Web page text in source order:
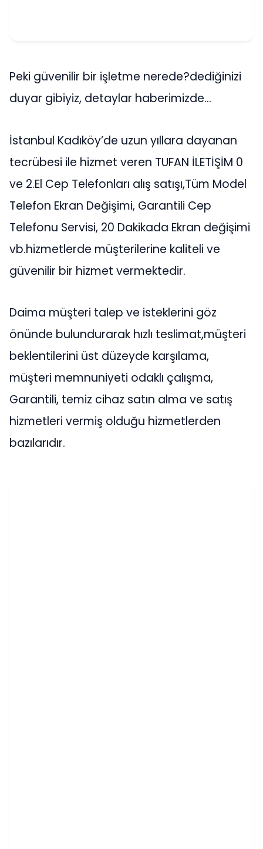
Peki güvenilir bir işletme nerede?dediğinizi
duyar gibiyiz, detaylar haberimizde…
İstanbul Kadıköy’de uzun yıllara dayanan
tecrübesi ile hizmet veren TUFAN İLETİŞİM 0
ve 2.El Cep Telefonları alış satışı,Tüm Model
Telefon Ekran Değişimi, Garantili Cep
Telefonu Servisi, 20 Dakikada Ekran değişimi
vb.hizmetlerde müşterilerine kaliteli ve
güvenilir bir hizmet vermektedir.
Daima müşteri talep ve isteklerini göz
önünde bulundurarak hızlı teslimat,müşteri
beklentilerini üst düzeyde karşılama,
müşteri memnuniyeti odaklı çalışma,
Garantili, temiz cihaz satın alma ve satış
hizmetleri vermiş olduğu hizmetlerden
bazılarıdır.